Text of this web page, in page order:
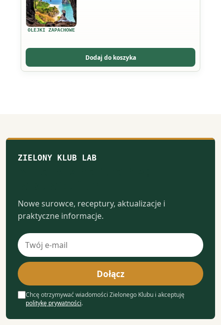
OLEJKI ZAPACHOWE
Dodaj do koszyka
ZIELONY KLUB LAB
Nowe surowce, receptury, aktualizacje i
praktyczne informacje.
Adres
e-
mail
Dołącz
Chcę otrzymywać wiadomości Zielonego Klubu i akceptuję
politykę prywatności.